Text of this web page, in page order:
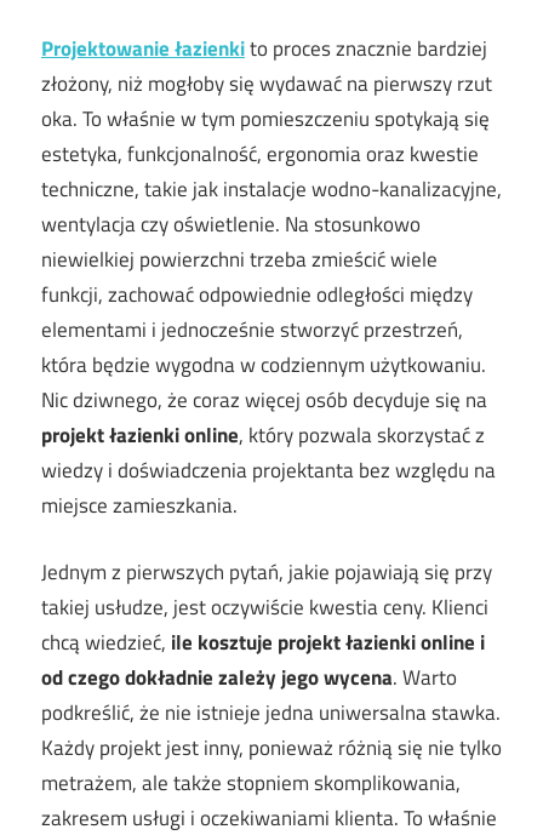
Projektowanie łazienkito proces znacznie bardziej
złożony, niż mogłoby się wydawać na pierwszy rzut
oka. To właśnie w tym pomieszczeniu spotykają się
estetyka, funkcjonalność, ergonomia oraz kwestie
techniczne, takie jak instalacje wodno-kanalizacyjne,
wentylacja czy oświetlenie. Na stosunkowo
niewielkiej powierzchni trzeba zmieścić wiele
funkcji, zachować odpowiednie odległości między
elementami i jednocześnie stworzyć przestrzeń,
która będzie wygodna w codziennym użytkowaniu.
Nic dziwnego, że coraz więcej osób decyduje się na
projekt łazienki online, który pozwala skorzystać z
wiedzy i doświadczenia projektanta bez względu na
miejsce zamieszkania.
Jednym z pierwszych pytań, jakie pojawiają się przy
takiej usłudze, jest oczywiście kwestia ceny. Klienci
chcą wiedzieć, ile kosztuje projekt łazienki online i
od czego dokładnie zależy jego wycena. Warto
podkreślić, że nie istnieje jedna uniwersalna stawka.
Każdy projekt jest inny, ponieważ różnią się nie tylko
metrażem, ale także stopniem skomplikowania,
zakresem usługi i oczekiwaniami klienta. To właśnie